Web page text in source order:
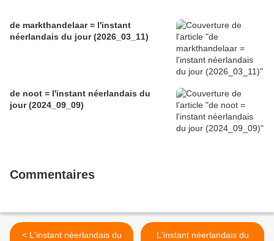
de markthandelaar = l'instant
néerlandais du jour (2026_03_11)
de noot = l'instant néerlandais du
jour (2024_09_09)
Commentaires
< L'instant néerlandais du
L'instant néerlandais du